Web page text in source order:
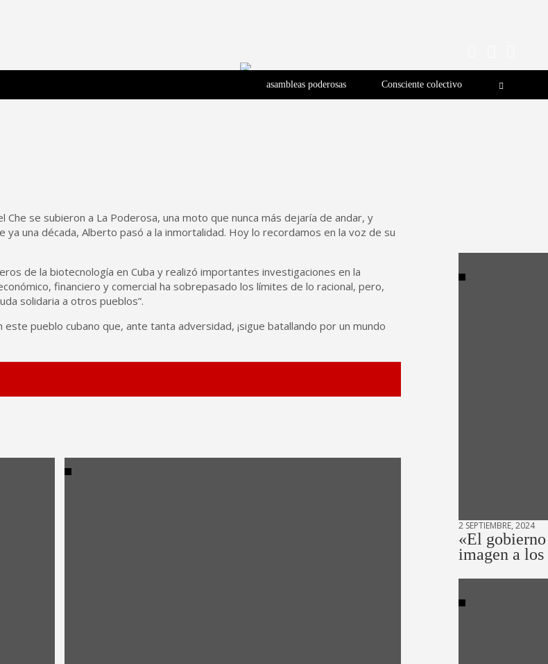
asambleas poderosas Consciente colectivo
se subieron a La Poderosa, una moto que nunca más dejaría de andar, y
una década, Alberto pasó a la inmortalidad. Hoy lo recordamos en la voz de su
de la biotecnología en Cuba y realizó importantes investigaciones en la
financiero y comercial ha sobrepasado los límites de lo racional, pero,
solidaria a otros pueblos”.
pueblo cubano que, ante tanta adversidad, ¡sigue batallando por un mundo
2 SEPTIEMBRE, 2024
«El
imagen a